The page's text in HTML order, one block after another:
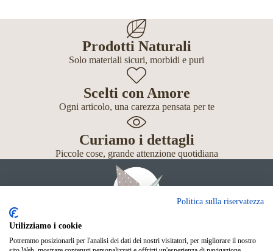
Prodotti Naturali
Solo materiali sicuri, morbidi e puri
Scelti con Amore
Ogni articolo, una carezza pensata per te
Curiamo i dettagli
Piccole cose, grande attenzione quotidiana
Giochi
Politica sulla riservatezza
Utilizziamo i cookie
Potremmo posizionarli per l'analisi dei dati dei nostri visitatori, per migliorare il nostro